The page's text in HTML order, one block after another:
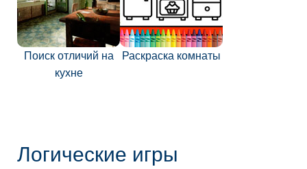
Поиск отличий на
кухне
Раскраска комнаты
Логические игры